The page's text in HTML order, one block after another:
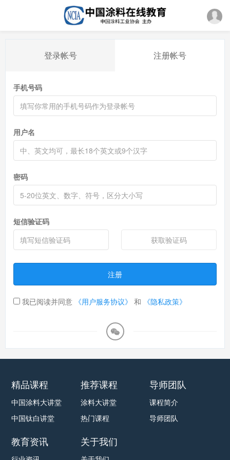
登录帐号 注册帐号
手机号码
用户名
密码
短信验证码
获取验证码
注册
我已阅读并同意 《用户服务协议》 和 《隐私政策》
精品课程
中国涂料大讲堂
中国钛白讲堂
推荐课程
涂料大讲堂
热门课程
导师团队
课程简介
导师团队
教育资讯 关于我们